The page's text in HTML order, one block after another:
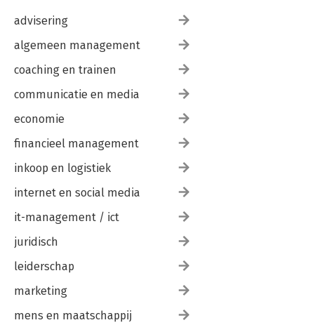
advisering
algemeen management
coaching en trainen
communicatie en media
economie
financieel management
inkoop en logistiek
internet en social media
it-management / ict
juridisch
leiderschap
marketing
mens en maatschappij